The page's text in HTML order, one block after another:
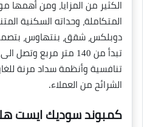
الكثير من المزايا، ومن أهمها
المتكاملة، وحداته السكنية
دوبلكس، شقق، بنتهاوس،
تنافسية وأنظمة سداد مرنة
الشرائح من العملاء.
كمبوند سوديك ايست